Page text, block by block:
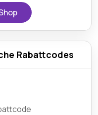
Rabattcodes